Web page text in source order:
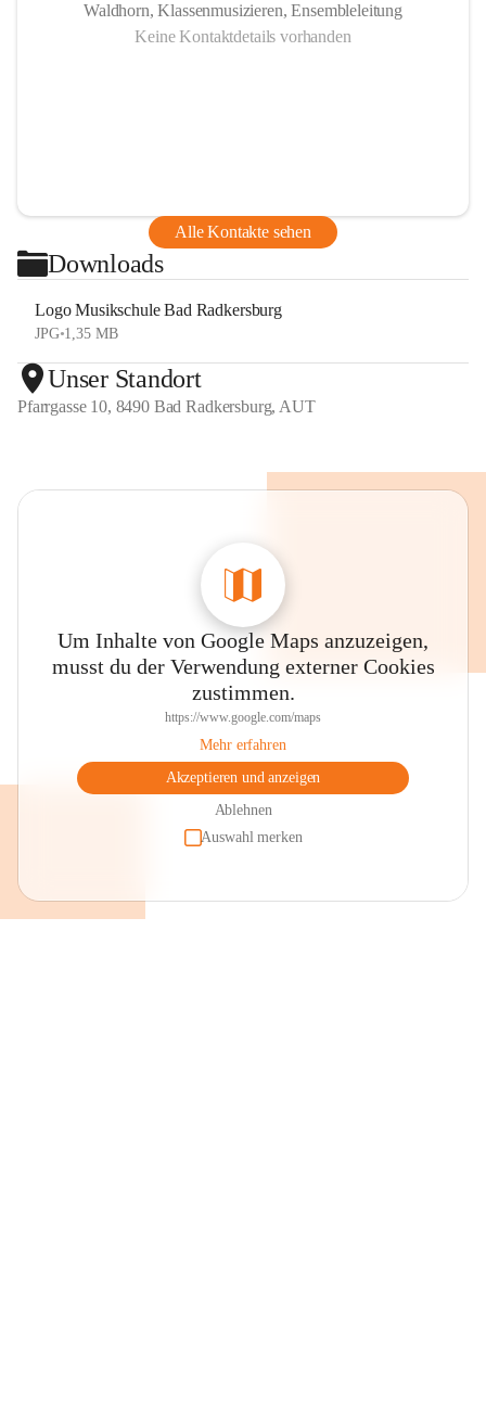
Waldhorn, Klassenmusizieren, Ensembleleitung
Keine Kontaktdetails vorhanden
Alle Kontakte sehen
Downloads
Logo Musikschule Bad Radkersburg
JPG•1,35 MB
Unser Standort
Pfarrgasse 10, 8490 Bad Radkersburg, AUT
Um Inhalte von Google Maps anzuzeigen,
musst du der Verwendung externer Cookies
zustimmen.
https://www.google.com/maps
Mehr erfahren
Akzeptieren und anzeigen
Ablehnen
Auswahl merken